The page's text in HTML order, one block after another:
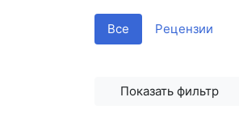
Все Рецензии
Показать фильтр